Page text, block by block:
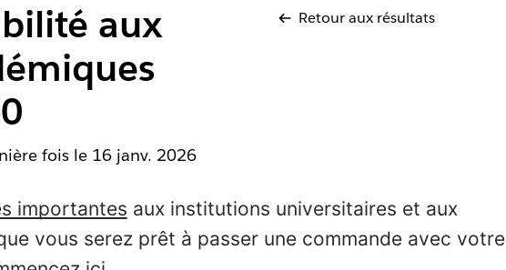
aux
Retour aux résultats
fois le 16 janv. 2026
importantes aux institutions universitaires et aux
vous serez prêt à passer une commande avec votre